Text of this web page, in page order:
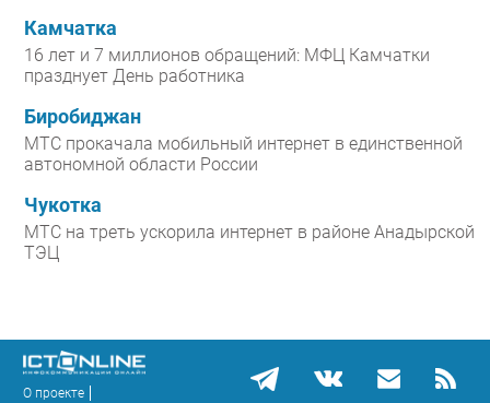
Камчатка
16 лет и 7 миллионов обращений: МФЦ Камчатки
празднует День работника
Биробиджан
МТС прокачала мобильный интернет в единственной
автономной области России
Чукотка
МТС на треть ускорила интернет в районе Анадырской
ТЭЦ
О проекте